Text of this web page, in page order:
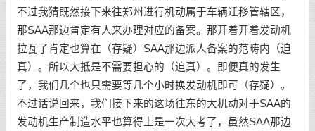
不过我猜既然接下来往郑州进行机动属于车辆迁移管辖区，
那SAA那边肯定有人来办理对应的备案。那开着开着发动机
拉瓦了肯定也算在（存疑）SAA那边派人备案的范畴内（迫
真）。所以大抵是不需要担心的（迫真）。即便真的发生
了，我们几个也只需要等几个小时换发动机即可（存疑）。
不过话说回来，我们接下来的这场往东的大机动对于SAA的
发动机生产制造水平也算得上是一次大考了，虽然SAA那边